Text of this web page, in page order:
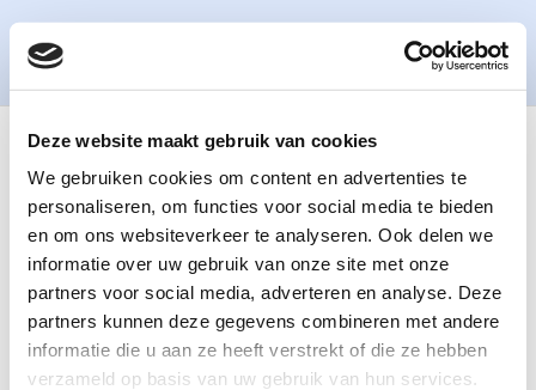
Deze website maakt gebruik van cookies
We gebruiken cookies om content en advertenties te
personaliseren, om functies voor social media te bieden
en om ons websiteverkeer te analyseren. Ook delen we
informatie over uw gebruik van onze site met onze
partners voor social media, adverteren en analyse. Deze
partners kunnen deze gegevens combineren met andere
informatie die u aan ze heeft verstrekt of die ze hebben
verzameld op basis van uw gebruik van hun services.
image_slider1